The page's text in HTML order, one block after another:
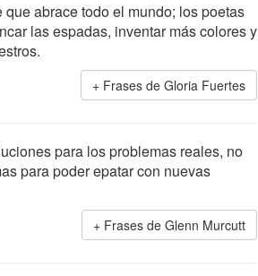
que abrace todo el mundo; los poetas
las espadas, inventar más colores y
Frases de Gloria Fuertes
para los problemas reales, no
para poder epatar con nuevas
Frases de Glenn Murcutt